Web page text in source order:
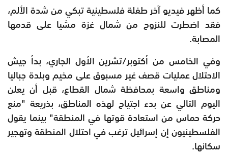
كما أظهر فيديو آخر طفلة فلسطينية تبكي من شدة الألم،
فقد اضطرت للنزوح من شمال غزة مشيا على قدمها
المصابة.
وفي الخامس من أكتوبر/تشرين الأول الجاري، بدأ جيش
الاحتلال عمليات قصف غير مسبوق على مخيم وبلدة جباليا
ومناطق واسعة بمحافظة شمال القطاع، قبل أن يعلن
اليوم التالي عن بدء اجتياح لهذه المناطق، بذريعة "منع
حركة حماس من استعادة قوتها في المنطقة" بينما يقول
الفلسطينيون إن إسرائيل ترغب في احتلال المنطقة وتهجير
سكانها.